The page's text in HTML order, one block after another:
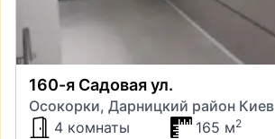
160-я Садовая ул.
Осокорки, Дарницкий район Киев
4 комнаты
165 м2